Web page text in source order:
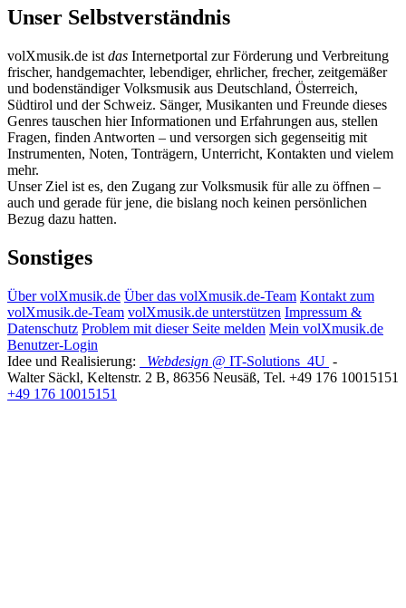
Unser Selbstverständnis
volXmusik.de ist das Internetportal zur Förderung und Verbreitung
frischer, handgemachter, lebendiger, ehrlicher, frecher, zeitgemäßer
und bodenständiger Volksmusik aus Deutschland, Österreich,
Südtirol und der Schweiz. Sänger, Musikanten und Freunde dieses
Genres tauschen hier Informationen und Erfahrungen aus, stellen
Fragen, finden Antworten – und versorgen sich gegenseitig mit
Instrumenten, Noten, Tonträgern, Unterricht, Kontakten und vielem
mehr.
Unser Ziel ist es, den Zugang zur Volksmusik für alle zu öffnen –
auch und gerade für jene, die bislang noch keinen persönlichen
Bezug dazu hatten.
Sonstiges
Über volXmusik.de Über das volXmusik.de-Team Kontakt zum
volXmusik.de-Team volXmusik.de unterstützen Impressum &
Datenschutz Problem mit dieser Seite melden Mein volXmusik.de
Benutzer-Login
Idee und Realisierung:
Webdesign @ IT-Solutions 4U -
Walter Säckl, Keltenstr. 2 B, 86356 Neusäß, Tel. +49 176 10015151
+49 176 10015151